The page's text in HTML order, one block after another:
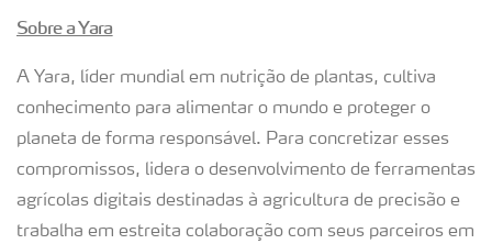
Sobre a Yara
A Yara, líder mundial em nutrição de plantas, cultiva
conhecimento para alimentar o mundo e proteger o
planeta de forma responsável. Para concretizar esses
compromissos, lidera o desenvolvimento de ferramentas
agrícolas digitais destinadas à agricultura de precisão e
trabalha em estreita colaboração com seus parceiros em